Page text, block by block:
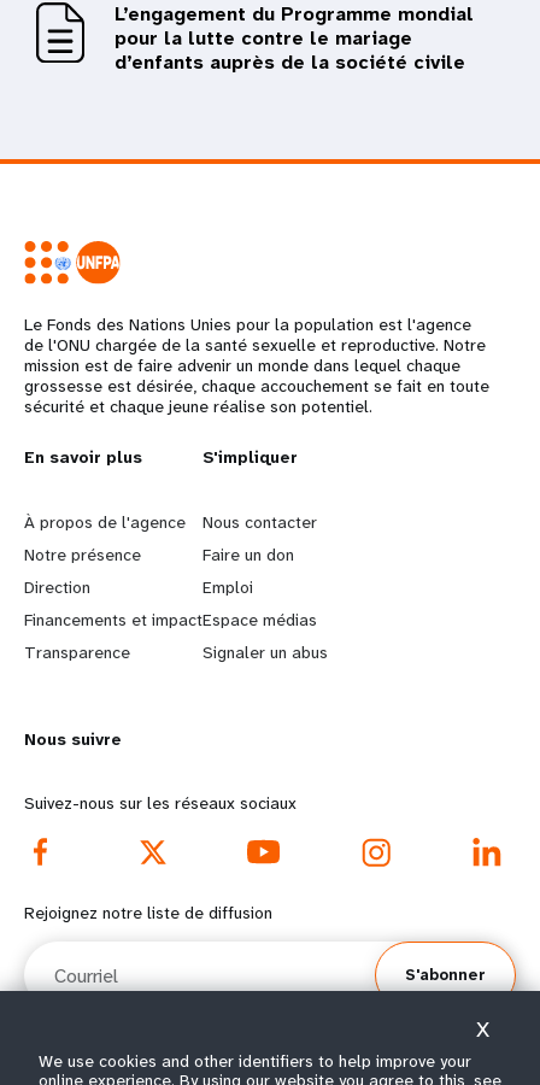
L’engagement du Programme mondial
pour la lutte contre le mariage
d’enfants auprès de la société civile
Le Fonds des Nations Unies pour la population est l'agence
de l'ONU chargée de la santé sexuelle et reproductive. Notre
mission est de faire advenir un monde dans lequel chaque
grossesse est désirée, chaque accouchement se fait en toute
sécurité et chaque jeune réalise son potentiel.
L
e
a
r
n
o
r
e
f
o
t
En savoir plus
À propos de l'agence
Notre présence
Direction
Financements et impact
Transparence
G
o
b
e
y
d
o
t
e
S'impliquer
Nous contacter
Faire un don
Emploi
Espace médias
Signaler un abus
Nous suivre
Suivez-nous sur les réseaux sociaux
Rejoignez notre liste de diffusion
S'abonner
We use cookies and other identifiers to help improve your
online experience. By using our website you agree to this, see
X